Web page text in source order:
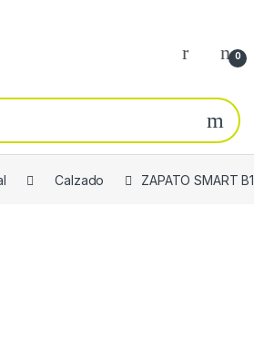
0
Calzado ZAPATO SMART